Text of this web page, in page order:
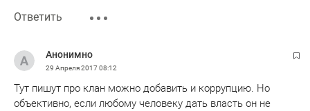
Ответить
Анонимно
29 Апреля 201708:12
Тут пишут про клан можно добавить и коррупцию. Но
объективно, если любому человеку дать власть он не